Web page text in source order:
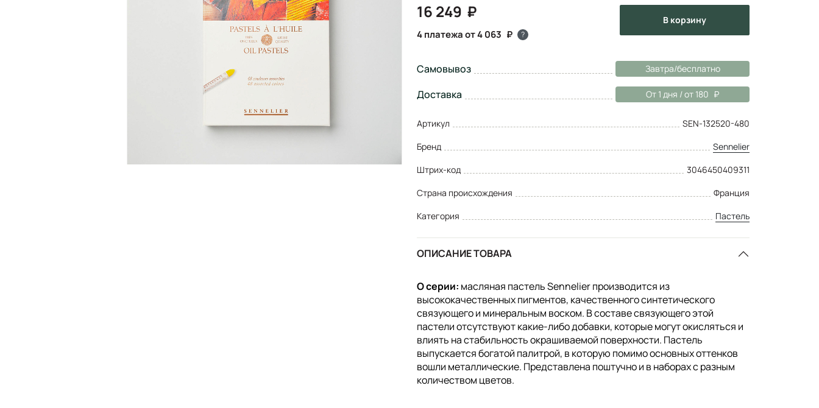
16 249
4 платежа от 4 063 ?
в корзину
Самовывоз Завтра/бесплатно
Доставка От 1 дня / от 180
Артикул
SEN-132520-480
Бренд
Sennelier
Штрих-код
3046450409311
Страна происхождения
Франция
Категория
Пастель
ОПИСАНИЕ ТОВАРА
О серии: масляная пастель Sennelier производится из
высококачественных пигментов, качественного синтетического
связующего и минеральным воском. В составе связующего этой
пастели отсутствуют какие-либо добавки, которые могут окисляться и
влиять на стабильность окрашиваемой поверхности. Пастель
выпускается богатой палитрой, в которую помимо основных оттенков
вошли металлические. Представлена поштучно и в наборах с разным
количеством цветов.